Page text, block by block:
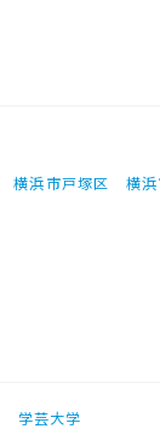
横浜市戸塚区
横
学芸大学